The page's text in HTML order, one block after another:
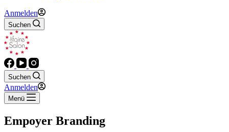
Anmelden
Suchen
Suchen
Anmelden
Menü
Empoyer Branding